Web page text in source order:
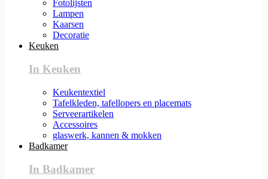
Fotolijsten
Lampen
Kaarsen
Decoratie
Keuken
In Keuken
Keukentextiel
Tafelkleden, tafellopers en placemats
Serveerartikelen
Accessoires
glaswerk, kannen & mokken
Badkamer
In Badkamer